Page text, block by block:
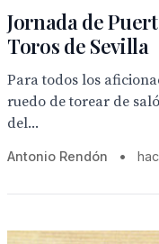
Jornada de
Toros de Sevilla
Para todos los
ruedo de torear de
del...
Antonio Rendón •